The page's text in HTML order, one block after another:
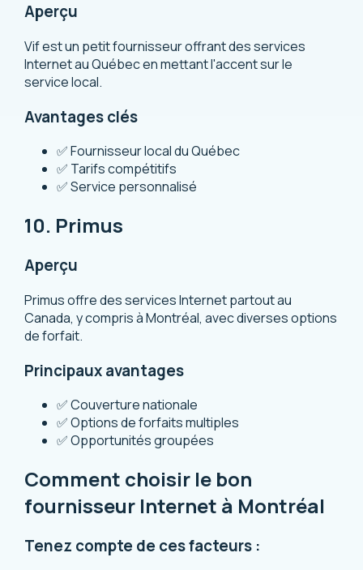
Aperçu
Vif est un petit fournisseur offrant des services
Internet au Québec en mettant l'accent sur le
service local.
Avantages clés
✅ Fournisseur local du Québec
✅ Tarifs compétitifs
✅ Service personnalisé
10. Primus
Aperçu
Primus offre des services Internet partout au
Canada, y compris à Montréal, avec diverses options
de forfait.
Principaux avantages
✅ Couverture nationale
✅ Options de forfaits multiples
✅ Opportunités groupées
Comment choisir le bon
fournisseur Internet à Montréal
Tenez compte de ces facteurs :